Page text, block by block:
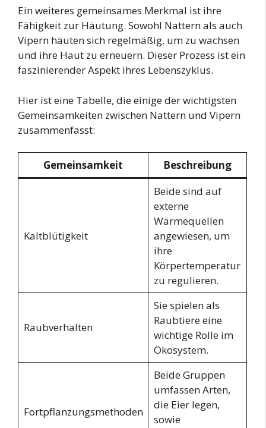
Ein weiteres gemeinsames Merkmal ist ihre
Fähigkeit zur Häutung. Sowohl Nattern als auch
Vipern häuten sich regelmäßig, um zu wachsen
und ihre Haut zu erneuern. Dieser Prozess ist ein
faszinierender Aspekt ihres Lebenszyklus.
Hier ist eine Tabelle, die einige der wichtigsten
Gemeinsamkeiten zwischen Nattern und Vipern
zusammenfasst:
Gemeinsamkeit Beschreibung
Kaltblütigkeit
Beide sind auf
externe
Wärmequellen
angewiesen, um
ihre
Körpertemperatur
zu regulieren.
Raubverhalten
Sie spielen als
Raubtiere eine
wichtige Rolle im
Ökosystem.
Fortpflanzungsmethoden
Beide Gruppen
umfassen Arten,
die Eier legen,
sowie